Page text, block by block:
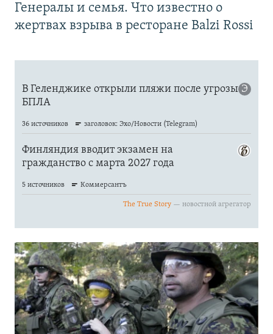
Генералы и семья. Что известно о
жертвах взрыва в ресторане Balzi Rossi